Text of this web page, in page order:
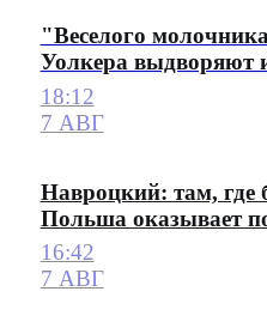
"Веселого
Уолкера выдворяют
18:12
7 АВГ
Навроцкий: там, где
Польша оказывает
16:42
7 АВГ